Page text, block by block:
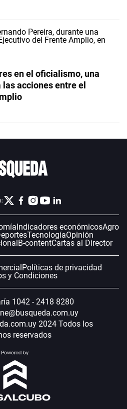
en el oficialismo, una
acciones entre el
Indicadores económicosAgro
TecnologíaOpinión
B-contentCartas al Director
Políticas de privacidad
y Condiciones
1042 - 2418 8280
2024 Todos los
reservados